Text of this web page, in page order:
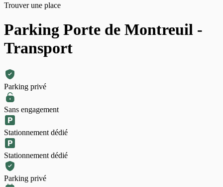
Trouver une place
Parking Porte de Montreuil -
Transport
Parking privé
Sans engagement
Stationnement dédié
Stationnement dédié
Parking privé